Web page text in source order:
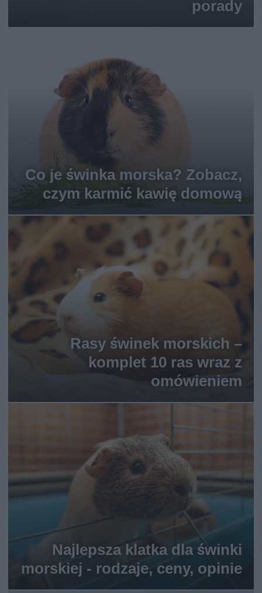
porady
Co je świnka morska? Zobacz,
czym karmić kawię domową
Rasy świnek morskich –
komplet 10 ras wraz z
omówieniem
Najlepsza klatka dla świnki
morskiej - rodzaje, ceny, opinie